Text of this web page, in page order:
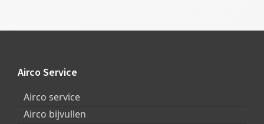
Footer
Airco Service
Airco service
Airco bijvullen